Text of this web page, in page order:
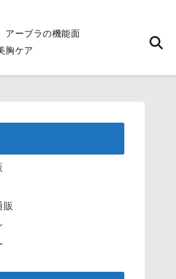
アーブラの機能面
胸ケア
販